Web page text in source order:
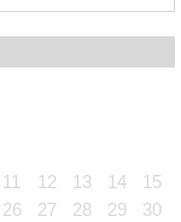
11 12 13 14
15
26 27 28 29
30